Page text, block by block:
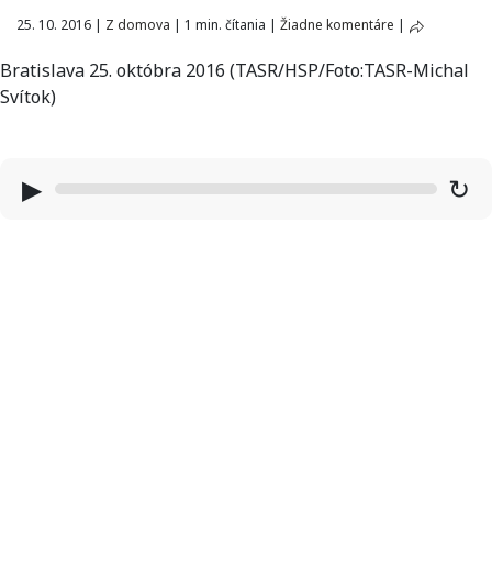
25. 10. 2016 | Z domova | 1 min. čítania | Žiadne komentáre |
Bratislava 25. októbra 2016 (TASR/HSP/Foto:TASR-Michal
Svítok)
▶ ↻